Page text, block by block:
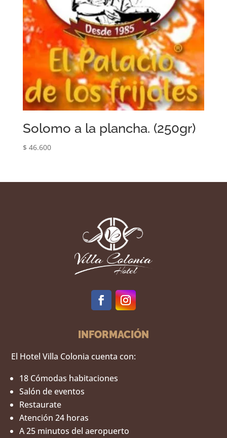
Solomo a la plancha. (250gr)
$ 46.600
INFORMACIÓN
El Hotel Villa Colonia cuenta con:
18 Cómodas habitaciones
Salón de eventos
Restaurate
Atención 24 horas
A 25 minutos del aeropuerto